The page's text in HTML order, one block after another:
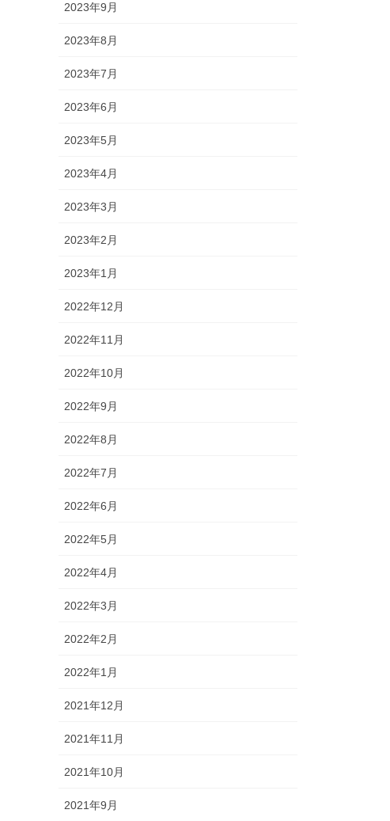
2023年9月
2023年8月
2023年7月
2023年6月
2023年5月
2023年4月
2023年3月
2023年2月
2023年1月
2022年12月
2022年11月
2022年10月
2022年9月
2022年8月
2022年7月
2022年6月
2022年5月
2022年4月
2022年3月
2022年2月
2022年1月
2021年12月
2021年11月
2021年10月
2021年9月